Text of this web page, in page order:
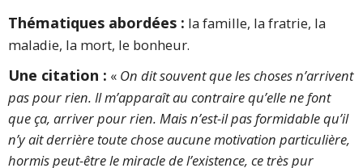
Thématiques abordées : la famille, la fratrie, la
maladie, la mort, le bonheur.
Une citation : « On dit souvent que les choses n’arrivent
pas pour rien. Il m’apparaît au contraire qu’elle ne font
que ça, arriver pour rien. Mais n’est-il pas formidable qu’il
n’y ait derrière toute chose aucune motivation particulière,
hormis peut-être le miracle de l’existence, ce très pur